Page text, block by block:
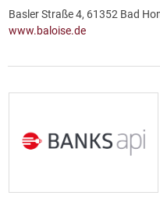
Basler Straße 4, 61352 Bad
www.baloise.de